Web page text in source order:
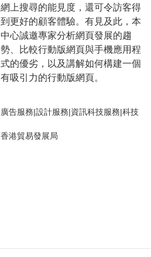
網上搜尋的能見度，還可令訪客得
到更好的顧客體驗。有見及此，本
中心誠邀專家分析網頁發展的趨
勢、比較行動版網頁與手機應用程
式的優劣，以及講解如何構建一個
有吸引力的行動版網頁。
廣告服務|設計服務|資訊科技服務|科技
香港貿易發展局